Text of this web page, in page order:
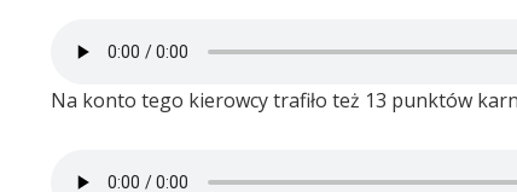
Na konto tego kierowcy trafiło też 13 punktów